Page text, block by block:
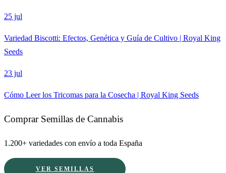
25 jul
Variedad Biscotti: Efectos, Genética y Guía de Cultivo | Royal King
Seeds
23 jul
Cómo Leer los Tricomas para la Cosecha | Royal King Seeds
Comprar Semillas de Cannabis
1.200+ variedades con envío a toda España
VER SEMILLAS